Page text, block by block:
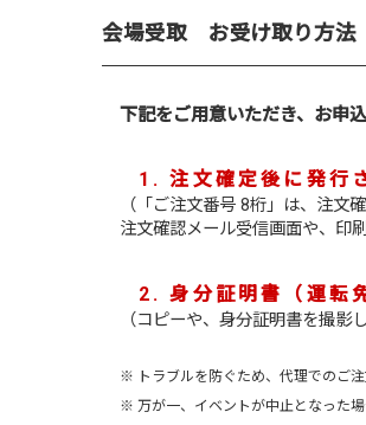
会場受取 お受け取り方法
下記をご用意いただき、お申
1. 注文確定後に発行
（「ご注文番号 8桁」は、注文
注文確認メール受信画面や、印
2. 身分証明書（運転
（コピーや、身分証明書を撮影
※ トラブルを防ぐため、代理でのご
※ 万が一、イベントが中止となった